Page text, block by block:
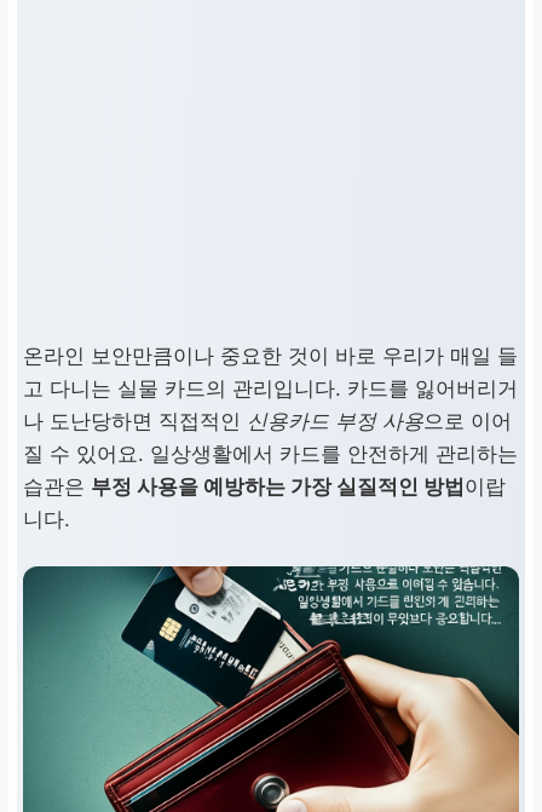
온라인 보안만큼이나 중요한 것이 바로 우리가 매일 들
고 다니는 실물 카드의 관리입니다. 카드를 잃어버리거
나 도난당하면 직접적인 신용카드 부정 사용으로 이어
질 수 있어요. 일상생활에서 카드를 안전하게 관리하는
습관은 부정 사용을 예방하는 가장 실질적인 방법이랍
니다.